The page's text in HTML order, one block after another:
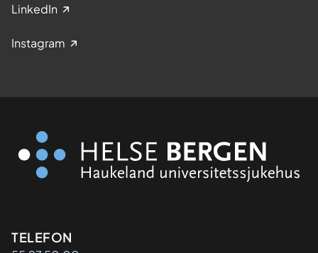
LinkedIn
Instagram
Kontaktinformasjon
TELEFON